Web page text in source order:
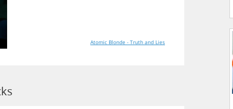
Atomic Blonde - Truth and Lies